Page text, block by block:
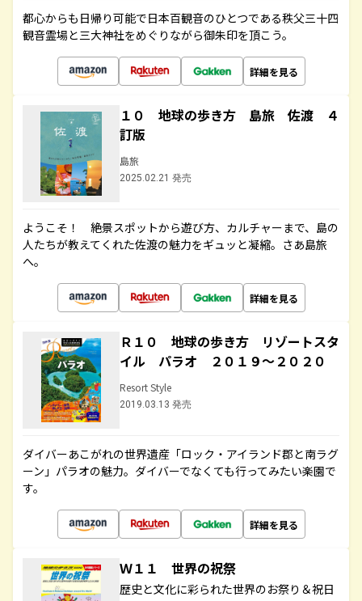
都心からも日帰り可能で日本百観音のひとつである秩父三十四
観音霊場と三大神社をめぐりながら御朱印を頂こう。
詳細を見る
１０ 地球の歩き方 島旅 佐渡 ４
訂版
島旅
2025.02.21 発売
ようこそ！ 絶景スポットから遊び方、カルチャーまで、島の
人たちが教えてくれた佐渡の魅力をギュッと凝縮。さあ島旅
へ。
詳細を見る
Ｒ１０ 地球の歩き方 リゾートスタ
イル パラオ ２０１９～２０２０
Resort Style
2019.03.13 発売
ダイバーあこがれの世界遺産「ロック・アイランド郡と南ラグ
ーン」パラオの魅力。ダイバーでなくても行ってみたい楽園で
す。
詳細を見る
Ｗ１１ 世界の祝祭
歴史と文化に彩られた世界のお祭り＆祝日